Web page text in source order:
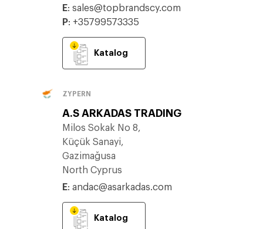
E: sales@topbrandscy.com
P: +35799573335
Katalog
ZYPERN
A.S ARKADAS TRADING
Milos Sokak No 8,
Küçük Sanayi,
Gazimağusa
North Cyprus
E: andac@asarkadas.com
Katalog